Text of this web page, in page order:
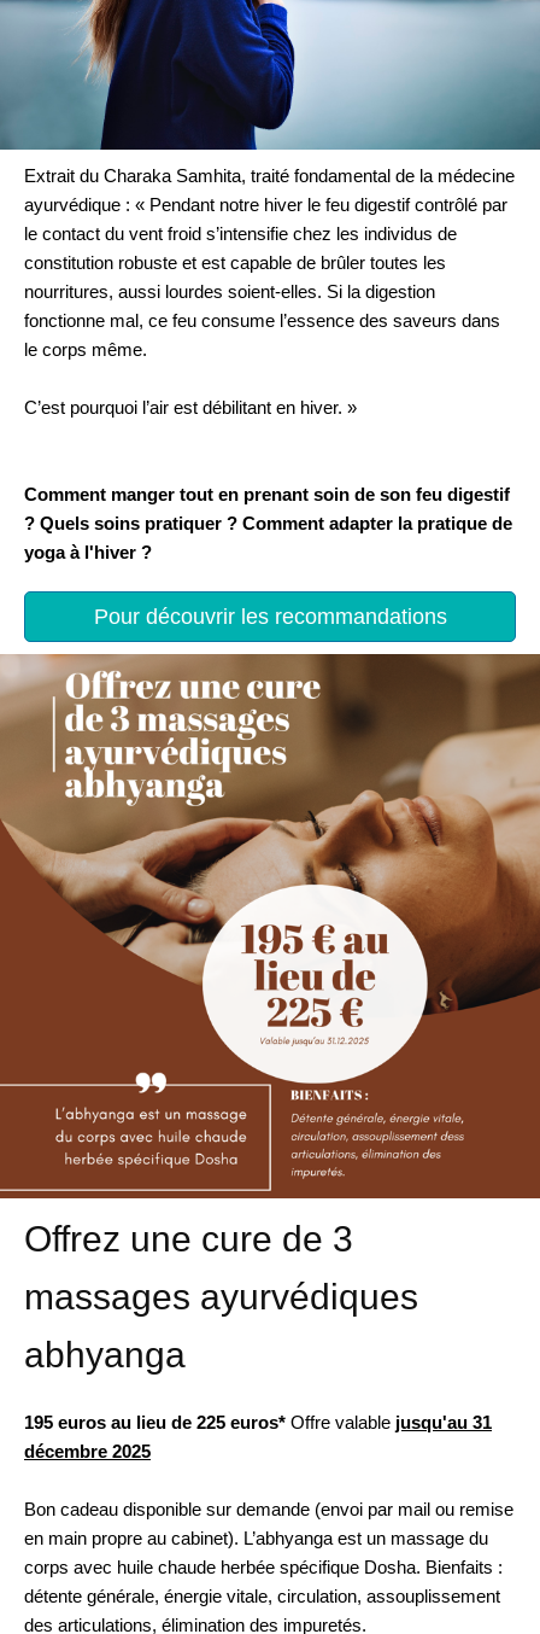
Extrait du Charaka Samhita, traité fondamental de la médecine
ayurvédique : « Pendant notre hiver le feu digestif contrôlé par
le contact du vent froid s’intensifie chez les individus de
constitution robuste et est capable de brûler toutes les
nourritures, aussi lourdes soient-elles. Si la digestion
fonctionne mal, ce feu consume l’essence des saveurs dans
le corps même.
C’est pourquoi l’air est débilitant en hiver. »
Comment manger tout en prenant soin de son feu digestif
? Quels soins pratiquer ? Comment adapter la pratique de
yoga à l'hiver ?
Pour découvrir les recommandations
Offrez une cure de 3
massages ayurvédiques
abhyanga
195 euros au lieu de 225 euros* Offre valable jusqu'au 31
décembre 2025
Bon cadeau disponible sur demande (envoi par mail ou remise
en main propre au cabinet). L’abhyanga est un massage du
corps avec huile chaude herbée spécifique Dosha. Bienfaits :
détente générale, énergie vitale, circulation, assouplissement
des articulations, élimination des impuretés.